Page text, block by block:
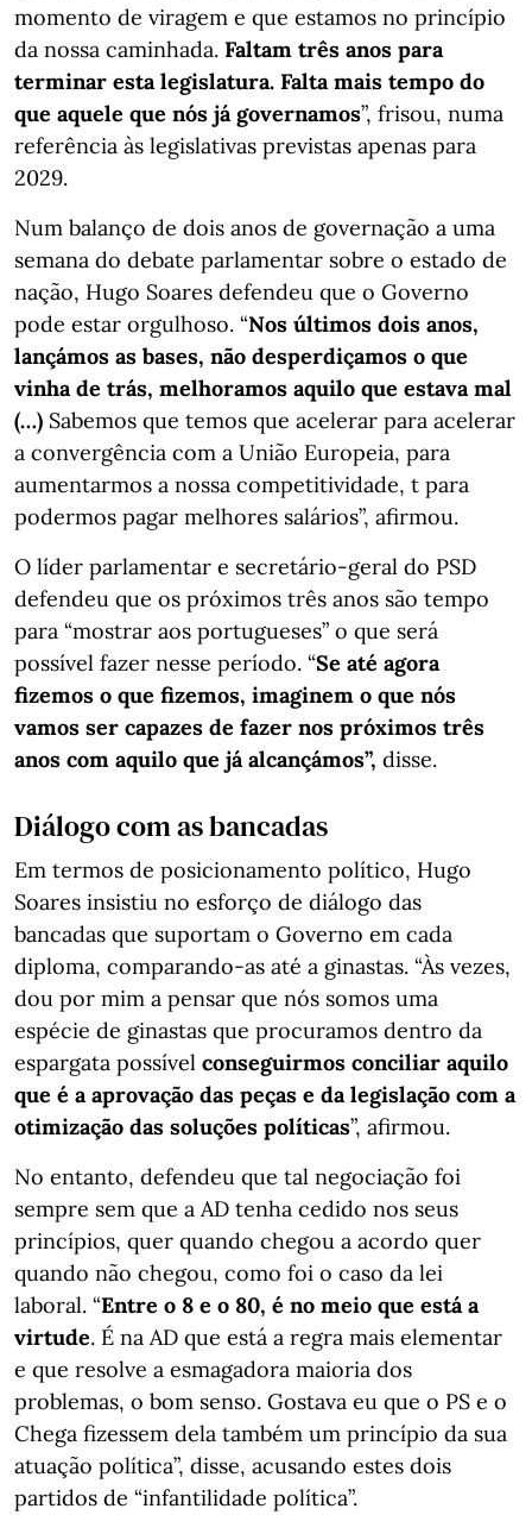
momento de viragem e que estamos no princípio
da nossa caminhada. Faltam três anos para
terminar esta legislatura. Falta mais tempo do
que aquele que nós já governamos”, frisou, numa
referência às legislativas previstas apenas para
2029.
Num balanço de dois anos de governação a uma
semana do debate parlamentar sobre o estado de
nação, Hugo Soares defendeu que o Governo
pode estar orgulhoso. “Nos últimos dois anos,
lançámos as bases, não desperdiçamos o que
vinha de trás, melhoramos aquilo que estava mal
(…) Sabemos que temos que acelerar para acelerar
a convergência com a União Europeia, para
aumentarmos a nossa competitividade, t para
podermos pagar melhores salários”, afirmou.
O líder parlamentar e secretário-geral do PSD
defendeu que os próximos três anos são tempo
para “mostrar aos portugueses” o que será
possível fazer nesse período. “Se até agora
fizemos o que fizemos, imaginem o que nós
vamos ser capazes de fazer nos próximos três
anos com aquilo que já alcançámos”, disse.
Diálogo com as bancadas
Em termos de posicionamento político, Hugo
Soares insistiu no esforço de diálogo das
bancadas que suportam o Governo em cada
diploma, comparando-as até a ginastas. “Às vezes,
dou por mim a pensar que nós somos uma
espécie de ginastas que procuramos dentro da
espargata possível conseguirmos conciliar aquilo
que é a aprovação das peças e da legislação com a
otimização das soluções políticas”, afirmou.
No entanto, defendeu que tal negociação foi
sempre sem que a AD tenha cedido nos seus
princípios, quer quando chegou a acordo quer
quando não chegou, como foi o caso da lei
laboral. “Entre o 8 e o 80, é no meio que está a
virtude. É na AD que está a regra mais elementar
e que resolve a esmagadora maioria dos
problemas, o bom senso. Gostava eu que o PS e o
Chega fizessem dela também um princípio da sua
atuação política”, disse, acusando estes dois
partidos de “infantilidade política”.